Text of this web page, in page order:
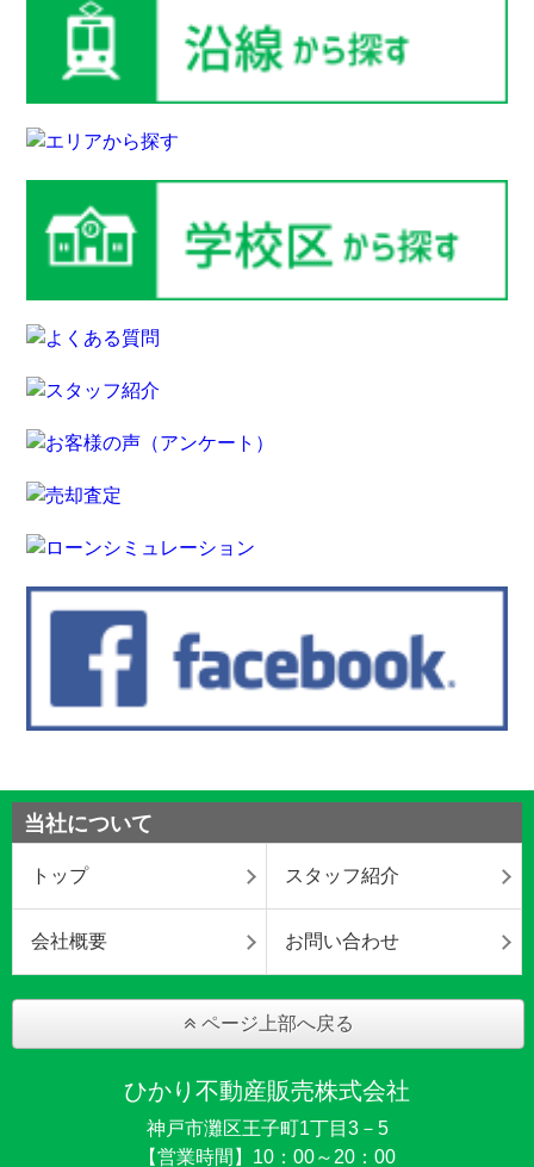
当社について
トップ スタッフ紹介
会社概要 お問い合わせ
ページ上部へ戻る
ひかり不動産販売株式会社
神戸市灘区王子町1丁目3－5
【営業時間】10：00～20：00